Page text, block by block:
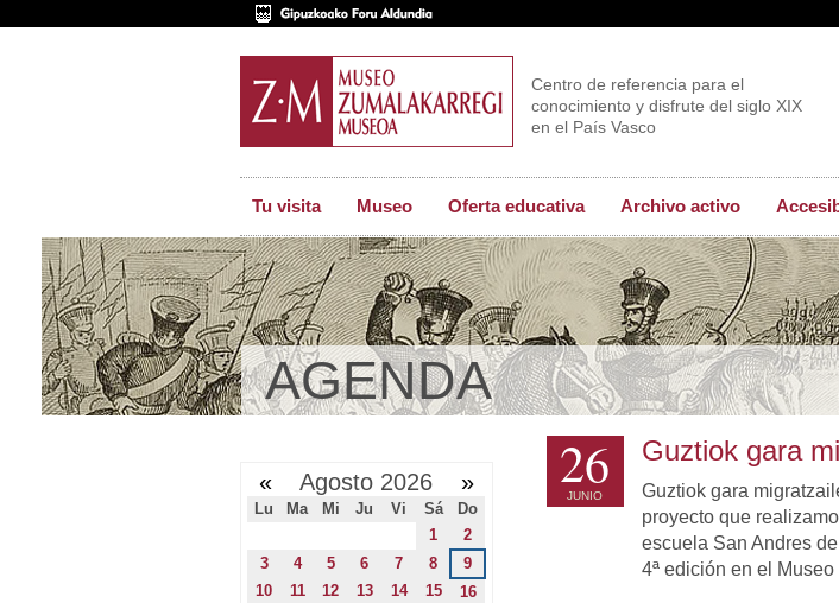
Centro de referencia para el
conocimiento y disfrute del siglo XIX
en el País Vasco
Tu visita Museo Oferta educativa Archivo activo
AGENDA
26
JUNIO
Guztiok gara
Guztiok gara
proyecto que
escuela San Andres
4ª edición en el
« Agosto 2026 »
Lu Ma Mi Ju Vi Sá
Do
1
2
3
4 5 6 7 8
9
10
11 12 13 14 15
16